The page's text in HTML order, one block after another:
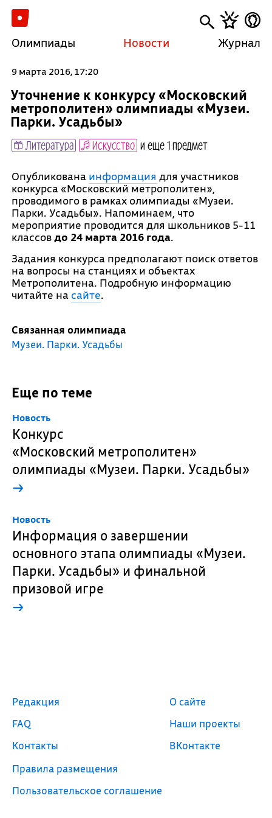
Олимпиады Новости Журнал
9 марта 2016, 17:20
Уточнение к конкурсу «Московский
метрополитен» олимпиады «Музеи.
Парки. Усадьбы»
Литература Искусство и еще 1 предмет
Опубликована информация для участников
конкурса «Московский метрополитен»,
проводимого в рамках олимпиады «Музеи.
Парки. Усадьбы». Напоминаем, что
мероприятие проводится для школьников 5-11
классовдо 24 марта 2016 года.
Задания конкурса предполагают поиск ответов
на вопросы на станциях и объектах
Метрополитена. Подробную информацию
читайте на сайте.
Связанная олимпиада
Музеи. Парки. Усадьбы
Еще по теме
Новость
Конкурс
«Московский метрополитен»
олимпиады «Музеи. Парки. Усадьбы»
→
Новость
Информация о завершении
основного этапа олимпиады «Музеи.
Парки. Усадьбы» и финальной
призовой игре
→
Редакция
FAQ
Контакты
Правила размещения
Пользовательское соглашение
О сайте
Наши проекты
ВКонтакте